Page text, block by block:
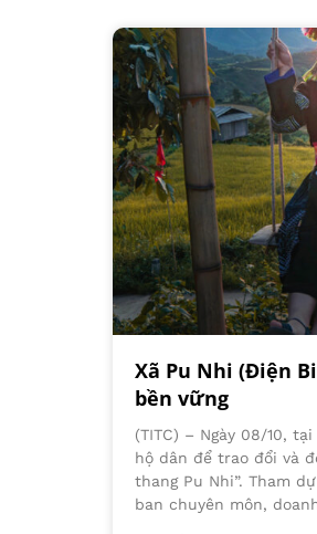
Xã Pu Nhi (Điện
bền vững
(TITC) – Ngày 08/10,
hộ dân để trao đổi và
thang Pu Nhi”. Tham
ban chuyên môn,